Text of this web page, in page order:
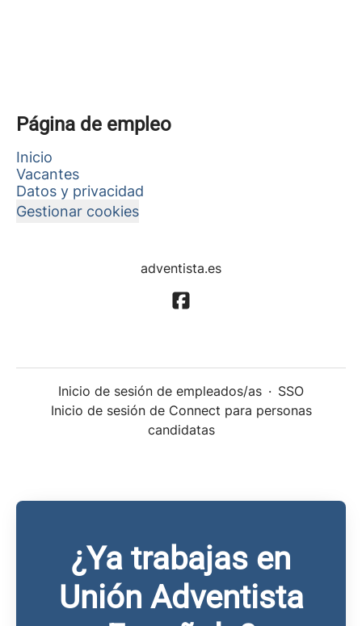
Página de empleo
Inicio
Vacantes
Datos y privacidad
Gestionar cookies
adventista.es
Inicio de sesión de empleados/as · SSO
Inicio de sesión de Connect para personas
candidatas
¿Ya trabajas en
Unión Adventista